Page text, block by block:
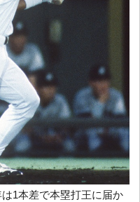
1本差で本塁打王に届か